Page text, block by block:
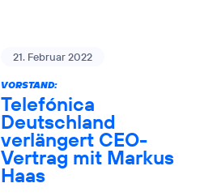
21. Februar 2022
VORSTAND:
Telefónica
Deutschland
verlängert CEO-
Vertrag mit Markus
Haas